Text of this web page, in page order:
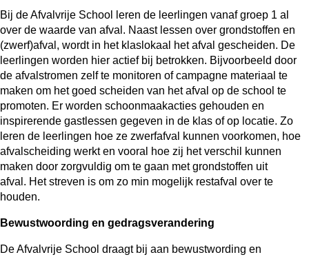
Bij de Afvalvrije School leren de leerlingen vanaf groep 1 al
over de waarde van afval. Naast lessen over grondstoffen en
(zwerf)afval, wordt in het klaslokaal het afval gescheiden. De
leerlingen worden hier actief bij betrokken. Bijvoorbeeld door
de afvalstromen zelf te monitoren of campagne materiaal te
maken om het goed scheiden van het afval op de school te
promoten. Er worden schoonmaakacties gehouden en
inspirerende gastlessen gegeven in de klas of op locatie. Zo
leren de leerlingen hoe ze zwerfafval kunnen voorkomen, hoe
afvalscheiding werkt en vooral hoe zij het verschil kunnen
maken door zorgvuldig om te gaan met grondstoffen uit
afval. Het streven is om zo min mogelijk restafval over te
houden.
Bewustwoording en gedragsverandering
De Afvalvrije School draagt bij aan bewustwording en